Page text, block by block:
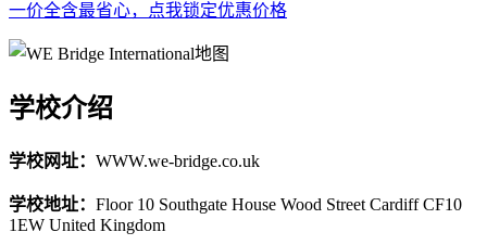
一价全含最省心，点我锁定优惠价格
学校介绍
学校网址： WWW.we-bridge.co.uk
学校地址： Floor 10 Southgate House Wood Street Cardiff CF10
1EW United Kingdom